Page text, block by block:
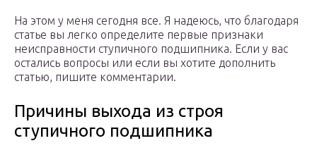
На этом у меня сегодня все. Я надеюсь, что благодаря
статье вы легко определите первые признаки
неисправности ступичного подшипника. Если у вас
остались вопросы или если вы хотите дополнить
статью, пишите комментарии.
Причины выхода из строя
ступичного подшипника